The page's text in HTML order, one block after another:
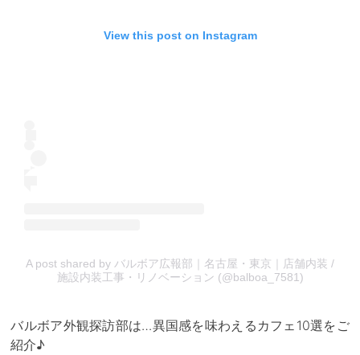
View this post on Instagram
A post shared by バルボア広報部｜名古屋・東京｜店舗内装 /
施設内装工事・リノベーション (@balboa_7581)
バルボア外観探訪部は…異国感を味わえるカフェ10選をご
紹介♪